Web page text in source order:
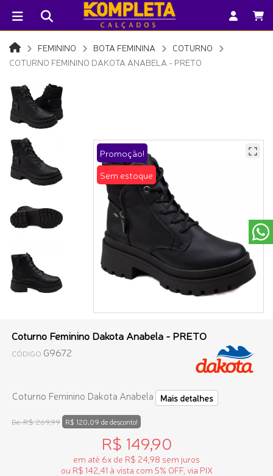
FEMININO BOTA FEMININA
COTURNO
COTURNO FEMININO DAKOTA ANABELA - PRETO
Promoção!
Sem estoque
Coturno Feminino Dakota Anabela - PRETO
CÓDIGO G9672
Coturno Feminino Dakota Anabela Mais detalhes
De:R$ 269,99 R$ 120,09 de desconto!
R$ 149,90
em até 6x de R$ 24,98 sem juros
ou R$ 142,41 à vista com 5% OFF, via PIX